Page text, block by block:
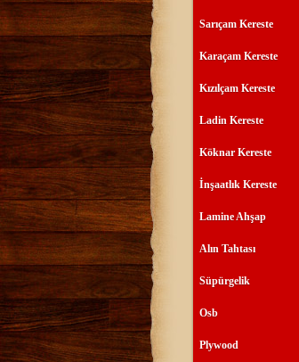
Sarıçam Kereste
Karaçam Kereste
Kızılçam Kereste
Ladin Kereste
Köknar Kereste
İnşaatlık Kereste
Lamine Ahşap
Alın Tahtası
Süpürgelik
Osb
Plywood